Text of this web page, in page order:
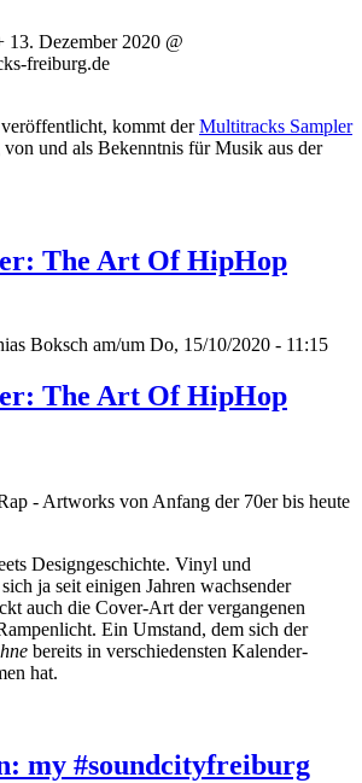
Dezember 2020 @
freiburg.de
kommt derMultitracks Sampler
von und als Bekenntnis für Musik aus der
The Art Of HipHop
Boksch am/um Do, 15/10/2020 - 11:15
The Art Of HipHop
- Artworks von Anfang der 70er bis heute
Designgeschichte. Vinyl und
ja seit einigen Jahren wachsender
auch die Cover-Art der vergangenen
Ein Umstand, dem sich der
bereits in verschiedensten Kalender-
hat.
my #soundcityfreiburg